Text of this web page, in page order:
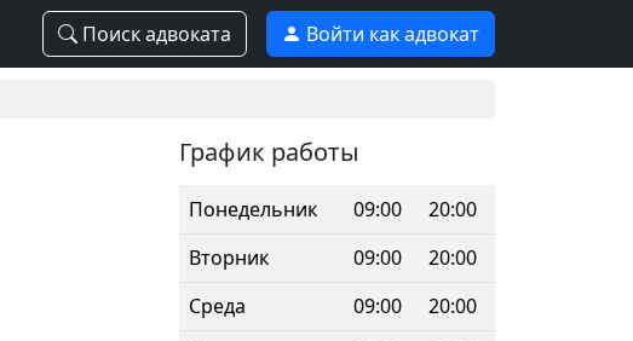
Поиск адвоката Войти как адвокат
График работы
Понедельник 09:00
20:00
Вторник
09:00
20:00
Среда
09:00
20:00